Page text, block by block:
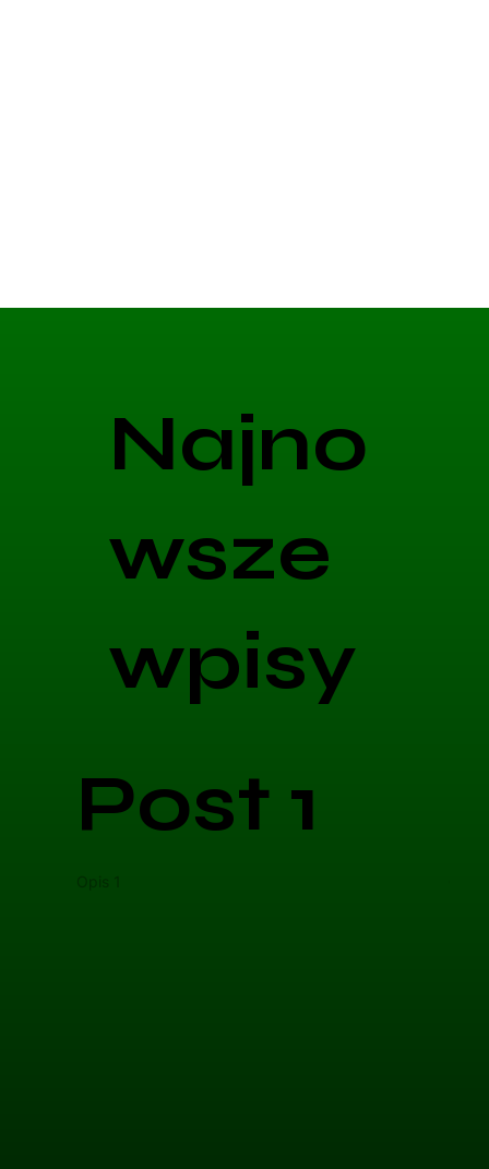
Najno
wsze
wpisy
Post 1
Opis 1